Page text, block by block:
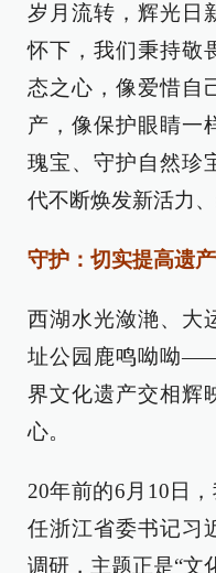
岁月流转，辉光日
怀下，我们秉持敬
态之心，像爱惜自
产，像保护眼睛一
瑰宝、守护自然珍
代不断焕发新活力、
守护：切实提高遗
西湖水光潋滟、大
址公园鹿鸣呦呦
界文化遗产交相辉
心。
20年前的6月10日
任浙江省委书记习
调研，主题正是“文